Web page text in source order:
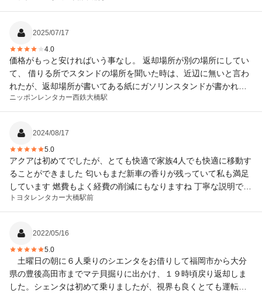
2025/07/17
4.0
価格がもっと安ければいう事なし。 返却場所が別の場所にしてい
て、 借りる所でスタンドの場所を聞いた時は、近辺に無いと言わ
れたが、返却場所が書いてある紙にガソリンスタンドが書かれて
いたのに気付けずスタンドを探すのに手間取った。
ニッポンレンタカー西鉄大橋駅
2024/08/17
5.0
アクアは初めてでしたが、とても快適で家族4人でも快適に移動す
ることができました 匂いもまだ新車の香りが残っていて私も満足
しています 燃費もよく経費の削減にもなりますね 丁寧な説明で不
安なく乗ることができました ありがとうございました
トヨタレンタカー大橋駅前
2022/05/16
5.0
土曜日の朝に６人乗りのシエンタをお借りして福岡市から大分
県の豊後高田市までマテ貝掘りに出かけ、１９時頃戻り返却しま
した。シェンタは初めて乗りましたが、視界も良くとても運転し